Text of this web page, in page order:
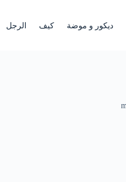
ديكور و موضة كيف الرجل